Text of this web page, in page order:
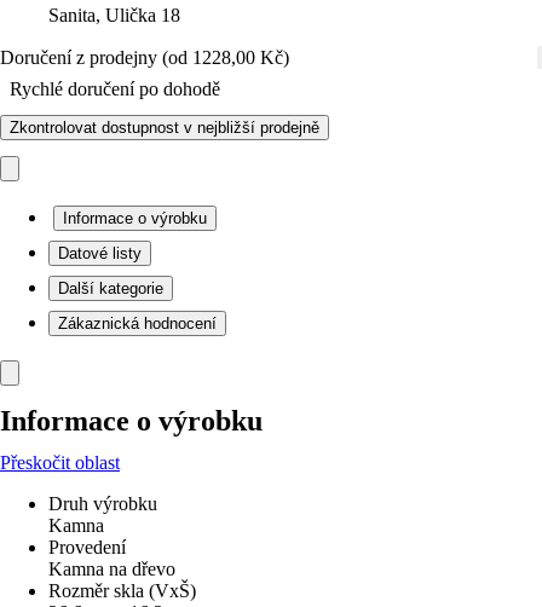
Sanita, Ulička 18
Doručení z prodejny (od 1228,00 Kč)
Rychlé doručení po dohodě
Zkontrolovat dostupnost v nejbližší prodejně
Informace o výrobku
Datové listy
Další kategorie
Zákaznická hodnocení
Informace o výrobku
Přeskočit oblast
Druh výrobku
Kamna
Provedení
Kamna na dřevo
Rozměr skla (VxŠ)